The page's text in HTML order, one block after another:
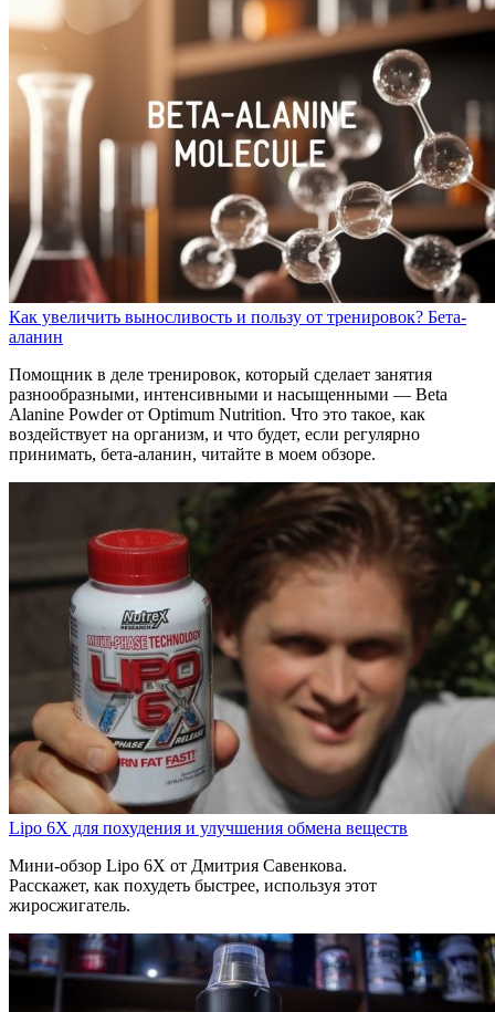
Как увеличить выносливость и пользу от тренировок? Бета-
аланин
Помощник в деле тренировок, который сделает занятия
разнообразными, интенсивными и насыщенными — Beta
Alanine Powder от Optimum Nutrition. Что это такое, как
воздействует на организм, и что будет, если регулярно
принимать, бета-аланин, читайте в моем обзоре.
Lipo 6X для похудения и улучшения обмена веществ
Мини-обзор Lipo 6X от Дмитрия Савенкова.
Расскажет, как похудеть быстрее, используя этот
жиросжигатель.